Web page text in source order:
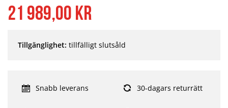
21 989,00 kr
Tillgänglighet: tillfälligt slutsåld
Snabb leverans 30-dagars returrätt